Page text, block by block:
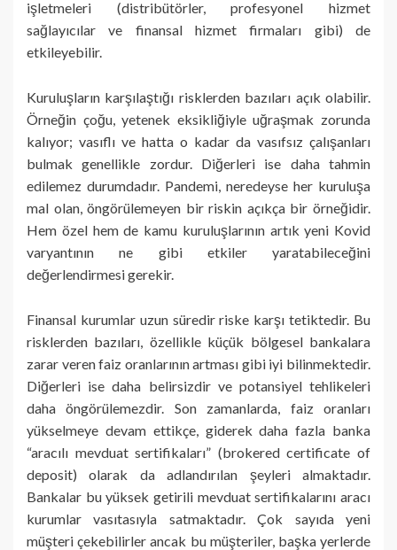
işletmeleri (distribütörler, profesyonel hizmet
sağlayıcılar ve finansal hizmet firmaları gibi) de
etkileyebilir.
Kuruluşların karşılaştığı risklerden bazıları açık olabilir.
Örneğin çoğu, yetenek eksikliğiyle uğraşmak zorunda
kalıyor; vasıflı ve hatta o kadar da vasıfsız çalışanları
bulmak genellikle zordur. Diğerleri ise daha tahmin
edilemez durumdadır. Pandemi, neredeyse her kuruluşa
mal olan, öngörülemeyen bir riskin açıkça bir örneğidir.
Hem özel hem de kamu kuruluşlarının artık yeni Kovid
varyantının ne gibi etkiler yaratabileceğini
değerlendirmesi gerekir.
Finansal kurumlar uzun süredir riske karşı tetiktedir. Bu
risklerden bazıları, özellikle küçük bölgesel bankalara
zarar veren faiz oranlarının artması gibi iyi bilinmektedir.
Diğerleri ise daha belirsizdir ve potansiyel tehlikeleri
daha öngörülemezdir. Son zamanlarda, faiz oranları
yükselmeye devam ettikçe, giderek daha fazla banka
“aracılı mevduat sertifikaları” (brokered certificate of
deposit) olarak da adlandırılan şeyleri almaktadır.
Bankalar bu yüksek getirili mevduat sertifikalarını aracı
kurumlar vasıtasıyla satmaktadır. Çok sayıda yeni
müşteri çekebilirler ancak bu müşteriler, başka yerlerde